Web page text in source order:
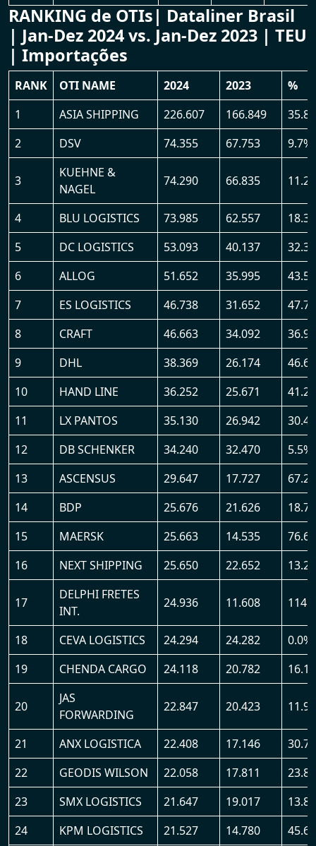
RANKING de OTIs| Dataliner Brasil
| Jan-Dez 2024 vs. Jan-Dez 2023 | TEU
| Importações
RANK OTI NAME 2024 2023
%
1
ASIA SHIPPING 226.607 166.849
2
DSV 74.355 67.753 9.7%
3
KUEHNE &
NAGEL
74.290 66.835
4 BLU LOGISTICS 73.985 62.557
5
DC LOGISTICS 53.093 40.137
6
ALLOG 51.652 35.995
7
ES LOGISTICS 46.738 31.652
8
CRAFT 46.663 34.092
9
DHL 38.369 26.174
10
HAND LINE 36.252 25.671
11
LX PANTOS 35.130 26.942
12
DB SCHENKER 34.240 32.470
5.5%
13
ASCENSUS 29.647 17.727
14
BDP 25.676 21.626
15
MAERSK 25.663 14.535
16
NEXT SHIPPING 25.650 22.652
17
DELPHI FRETES
INT.
24.936 11.608
18 CEVA LOGISTICS 24.294 24.282
0.0%
19
CHENDA CARGO 24.118 20.782
20
JAS
FORWARDING
22.847 20.423
21 ANX LOGISTICA 22.408 17.146
22
GEODIS WILSON 22.058 17.811
23
SMX LOGISTICS 21.647 19.017
24
KPM LOGISTICS 21.527 14.780